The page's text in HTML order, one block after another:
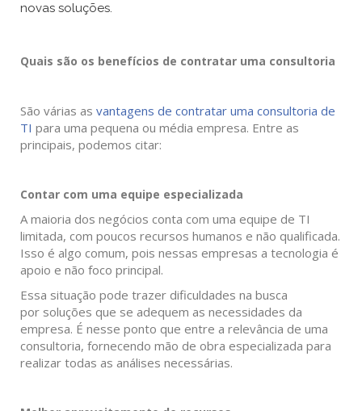
novas soluções.
Quais são os benefícios de contratar uma consultoria
São várias as vantagens de contratar uma consultoria de
TI para uma pequena ou média empresa. Entre as
principais, podemos citar:
Contar com uma equipe especializada
A maioria dos negócios conta com uma equipe de TI
limitada, com poucos recursos humanos e não qualificada.
Isso é algo comum, pois nessas empresas a tecnologia é
apoio e não foco principal.
Essa situação pode trazer dificuldades na busca
por soluções que se adequem as necessidades da
empresa. É nesse ponto que entre a relevância de uma
consultoria, fornecendo mão de obra especializada para
realizar todas as análises necessárias.